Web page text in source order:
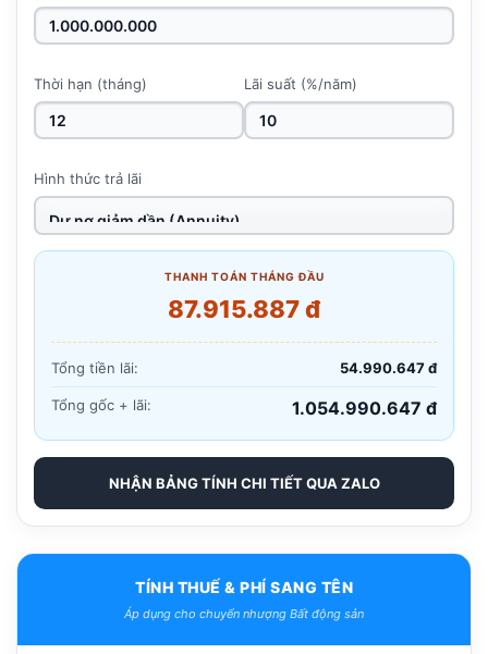
Thời hạn (tháng) Lãi suất (%/năm)
Hình thức trả lãi
THANH TOÁN THÁNG ĐẦU
87.915.887 đ
Tổng tiền lãi: 54.990.647 đ
Tổng gốc + lãi: 1.054.990.647 đ
NHẬN BẢNG TÍNH CHI TIẾT QUA ZALO
TÍNH THUẾ & PHÍ SANG TÊN
Áp dụng cho chuyển nhượng Bất động sản